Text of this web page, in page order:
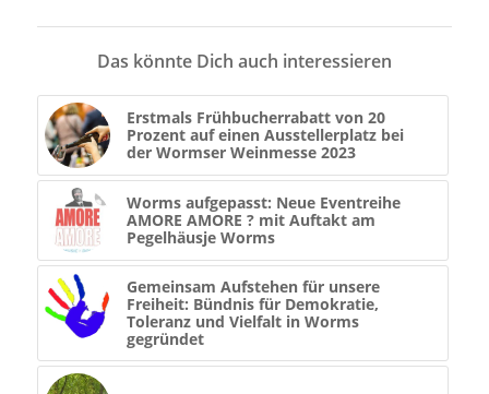
Das könnte Dich auch interessieren
Erstmals Frühbucherrabatt von 20
Prozent auf einen Ausstellerplatz bei
der Wormser Weinmesse 2023
Worms aufgepasst: Neue Eventreihe
AMORE AMORE ? mit Auftakt am
Pegelhäusje Worms
Gemeinsam Aufstehen für unsere
Freiheit: Bündnis für Demokratie,
Toleranz und Vielfalt in Worms
gegründet